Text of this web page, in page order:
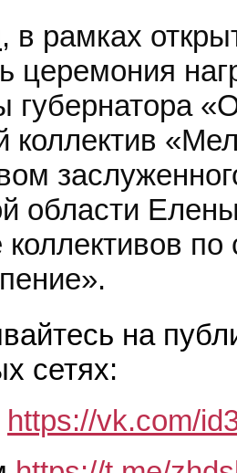
, в рамках
церемония
губернатора
коллектив
области
коллективов
на
сетях:
https://vk.com/